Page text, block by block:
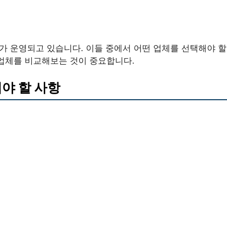
운영되고 있습니다. 이들 중에서 어떤 업체를 선택해야 할
체를 비교해보는 것이 중요합니다.
할 사항